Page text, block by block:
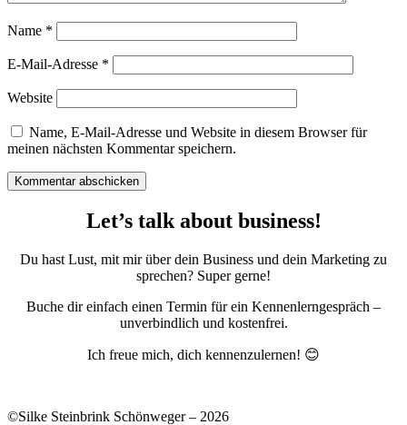
Name *
E-Mail-Adresse *
Website
Name, E-Mail-Adresse und Website in diesem Browser für
meinen nächsten Kommentar speichern.
Kommentar abschicken
Let’s talk about business!
Du hast Lust, mit mir über dein Business und dein Marketing zu
sprechen? Super gerne!
Buche dir einfach einen Termin für ein Kennenlerngespräch –
unverbindlich und kostenfrei.
Ich freue mich, dich kennenzulernen! 😊
©Silke Steinbrink Schönweger – 2026